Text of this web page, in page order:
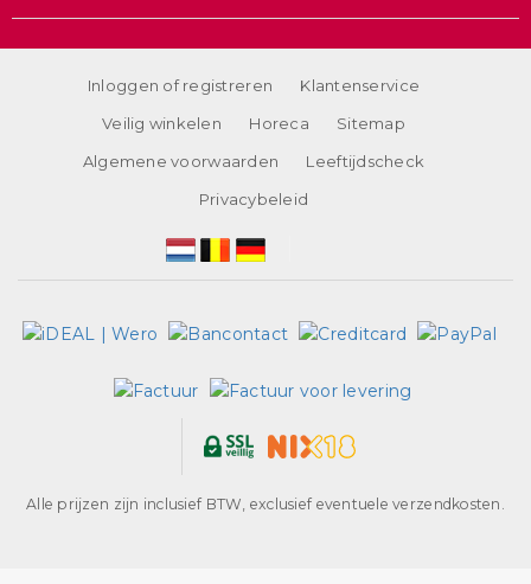
Inloggen of registreren
Klantenservice
Veilig winkelen
Horeca
Sitemap
Algemene voorwaarden
Leeftijdscheck
Privacybeleid
Alle prijzen zijn inclusief BTW, exclusief eventuele verzendkosten.